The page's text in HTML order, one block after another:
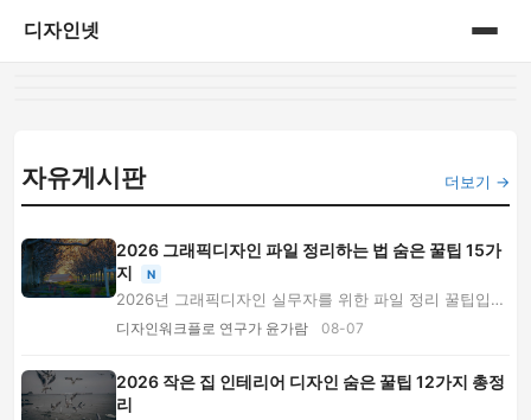
디자인넷
자유게시판
2026 그래픽디자인 파일 정리하는 법 숨은 꿀팁 15가
지
N
2026년 그래픽디자인 실무자를 위한 파일 정리 꿀팁입니
다. 상태 코드, 폴더 구조, 폰트 라이선스, 링크...
디자인워크플로 연구가 윤가람 08-07
2026 작은 집 인테리어 디자인 숨은 꿀팁 12가지 총정
리
더보기 →